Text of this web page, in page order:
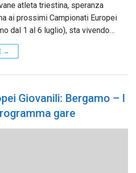
atleta triestina, speranza
ai prossimi Campionati Europei
dal 1 al 6 luglio), sta vivendo…
→
Giovanili: Bergamo – I
gare